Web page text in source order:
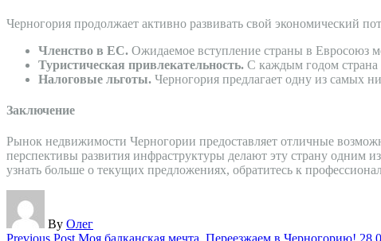
Черногория продолжает активно развивать свой экономический
Членство в ЕС. Ожидаемое вступление страны в Евросоюз
Туристическая привлекательность. С каждым годом страна
Налоговые льготы. Черногория предлагает одну из самых
Заключение
Рынок недвижимости Черногории предоставляет отличные
перспективы развития инфраструктуры делают эту страну
узнать больше о текущих предложениях, обратитесь к
By Олег